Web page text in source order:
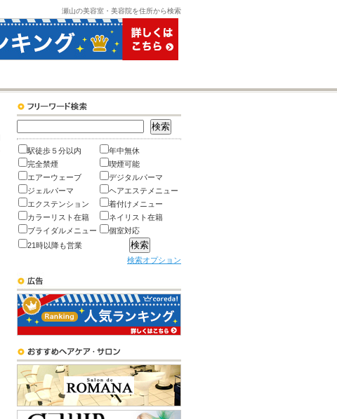
瀬山の美容室・美容院を住所から検索
駅徒歩５分以内
年中無休
完全禁煙
喫煙可能
エアーウェーブ
デジタルパーマ
ジェルパーマ
ヘアエステメニュー
エクステンション
着付けメニュー
カラーリスト在籍
ネイリスト在籍
ブライダルメニュー
個室対応
21時以降も営業
検索オプション